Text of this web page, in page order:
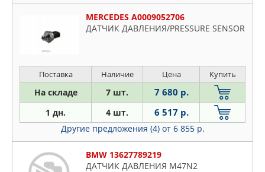
MERCEDES A0009052706
ДАТЧИК ДАВЛЕНИЯ/PRESSURE SENSOR
Поставка Наличие Цена Купить
На складе 7 шт. 7 680 р.
1 дн. 4 шт. 6 517 р.
Другие предложения (4) от 6 855 р.
BMW 13627789219
ДАТЧИК ДАВЛЕНИЯ M47N2